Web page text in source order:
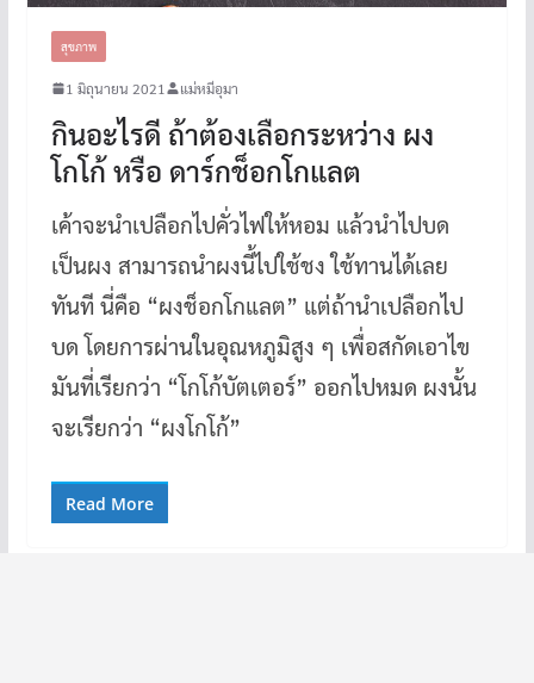
สุขภาพ
1 มิถุนายน 2021 แม่หมีอุมา
กินอะไรดี ถ้าต้องเลือกระหว่าง ผง
โกโก้ หรือ ดาร์กช็อกโกแลต
เค้าจะนำเปลือกไปคั่วไฟให้หอม แล้วนำไปบด
เป็นผง สามารถนำผงนี้ไปใช้ชง ใช้ทานได้เลย
ทันที นี่คือ “ผงช็อกโกแลต” แต่ถ้านำเปลือกไป
บด โดยการผ่านในอุณหภูมิสูง ๆ เพื่อสกัดเอาไข
มันที่เรียกว่า “โกโก้บัตเตอร์” ออกไปหมด ผงนั้น
จะเรียกว่า “ผงโกโก้”
Read More